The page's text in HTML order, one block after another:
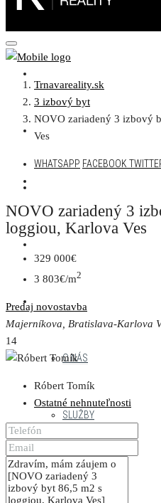
AKTUÁLNA PONUKA
O NÁS
SLUŽBY
NÁŠ TÍM
Trnavareality.sk
3 izbový byt
NOVO zariadený 3 izbový
Ves
WHATSAPP FACEBOOK
NOVO zariadený 3
loggiou, Karlova Ves
329 000€
3 803€/m2
Predaj novostavba
Majerníkova, Bratislava-Karlova
14
Róbert Tomík
Ostatné nehnuteľnosti